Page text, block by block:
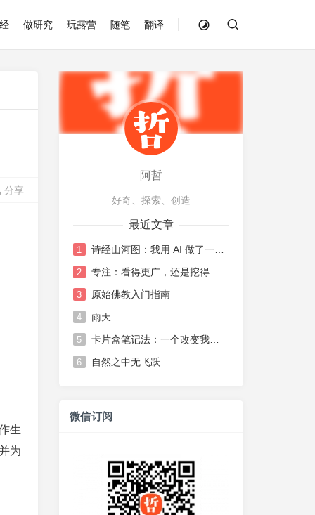
做研究 玩露营 随笔 翻译
分享
生
为
阿哲
好奇、探索、创造
最近文章
1 诗经山河图：我用 AI 做了一张《诗经》地图
2 专注：看得更广，还是挖得更深？
3 原始佛教入门指南
4 雨天
5 卡片盒笔记法：一个改变我思维方式的笔记系统
6 自然之中无飞跃
微信订阅